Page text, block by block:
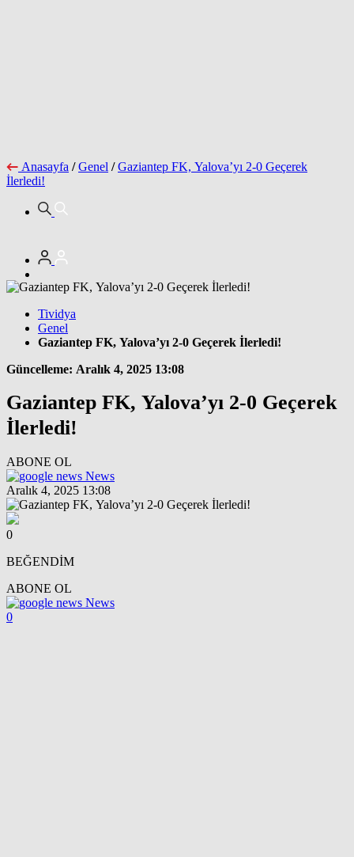
Anasayfa / Genel / Gaziantep FK, Yalova’yı 2-0 Geçerek
İlerledi!
Tividya
Genel
Gaziantep FK, Yalova’yı 2-0 Geçerek İlerledi!
Güncelleme: Aralık 4, 2025 13:08
Gaziantep FK, Yalova’yı 2-0 Geçerek
İlerledi!
ABONE OL
News
Aralık 4, 2025 13:08
0
BEĞENDİM
ABONE OL
News
0